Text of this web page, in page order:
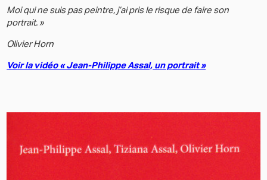
Moi qui ne suis pas peintre, j’ai pris le risque de faire son
portrait. »
Olivier Horn
Voir la vidéo « Jean-Philippe Assal, un portrait »